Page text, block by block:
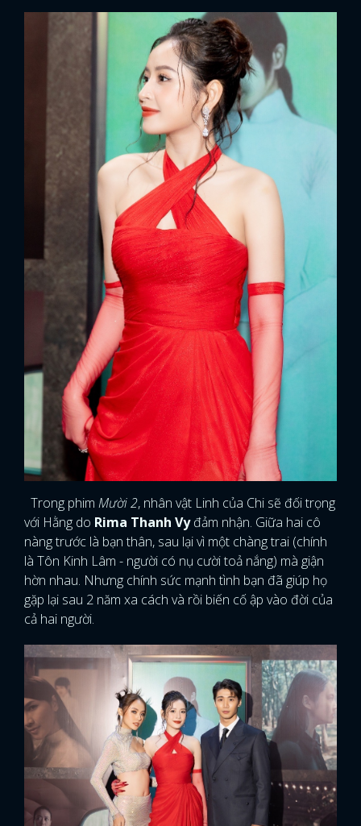
GOOGLE
Trong phim Mười 2, nhân vật Linh của Chi sẽ đối trọng
với Hằng do Rima Thanh Vyđảm nhận. Giữa hai cô
nàng trước là bạn thân, sau lại vì một chàng trai (chính
là Tôn Kinh Lâm - người có nụ cười toả nắng) mà giận
hờn nhau. Nhưng chính sức mạnh tình bạn đã giúp họ
gặp lại sau 2 năm xa cách và rồi biến cố ập vào đời của
cả hai người.